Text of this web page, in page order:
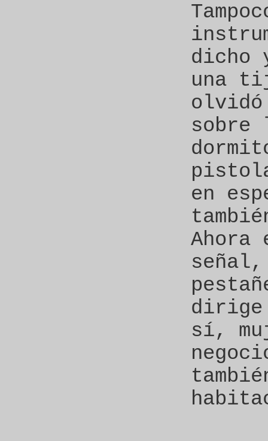
dicho
una
sobre
en
Ahora
señal,
sí,